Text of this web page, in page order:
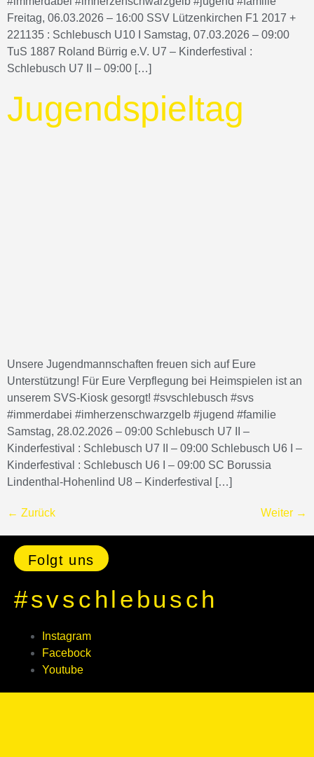
Freitag, 06.03.2026 – 16:00 SSV Lützenkirchen F1 2017 +
221135 : Schlebusch U10 I Samstag, 07.03.2026 – 09:00
TuS 1887 Roland Bürrig e.V. U7 – Kinderfestival :
Schlebusch U7 II – 09:00 […]
Jugendspieltag
Unsere Jugendmannschaften freuen sich auf Eure
Unterstützung! Für Eure Verpflegung bei Heimspielen ist an
unserem SVS-Kiosk gesorgt! #svschlebusch #svs
#immerdabei #imherzenschwarzgelb #jugend #familie
Samstag, 28.02.2026 – 09:00 Schlebusch U7 II –
Kinderfestival : Schlebusch U7 II – 09:00 Schlebusch U6 I –
Kinderfestival : Schlebusch U6 I – 09:00 SC Borussia
Lindenthal-Hohenlind U8 – Kinderfestival […]
← Zurück Weiter →
Folgt uns
#svschlebusch
Instagram
Facebock
Youtube